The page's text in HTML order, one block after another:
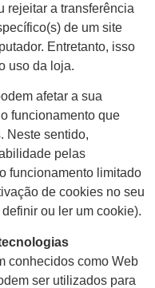
rejeitar a transferência
de um site
Entretanto, isso
uso da loja.
afetar a sua
funcionamento que
Neste sentido,
pelas
funcionamento limitado
de cookies no seu
ou ler um cookie).
conhecidos como Web
ser utilizados para